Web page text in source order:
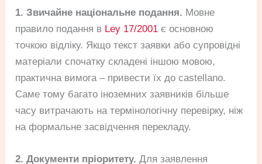
1. Звичайне національне подання. Мовне
правило подання в Ley 17/2001 є основною
точкою відліку. Якщо текст заявки або супровідні
матеріали спочатку складені іншою мовою,
практична вимога – привести їх до castellano.
Саме тому багато іноземних заявників більше
часу витрачають на термінологічну перевірку, ніж
на формальне засвідчення перекладу.
2. Документи пріоритету. Для заявлення